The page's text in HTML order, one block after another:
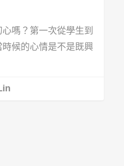
嗎？第一次從學生到
候的心情是不是既興